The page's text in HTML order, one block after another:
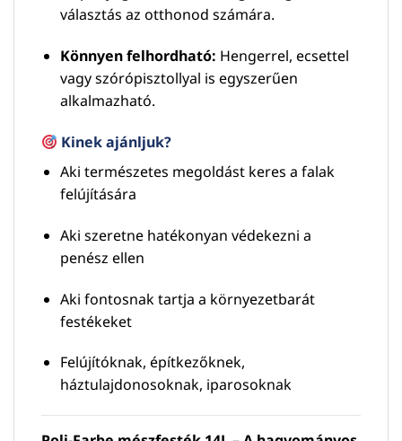
választás az otthonod számára.
Könnyen felhordható: Hengerrel, ecsettel
vagy szórópisztollyal is egyszerűen
alkalmazható.
Kinek ajánljuk?
Aki természetes megoldást keres a falak
felújítására
Aki szeretne hatékonyan védekezni a
penész ellen
Aki fontosnak tartja a környezetbarát
festékeket
Felújítóknak, építkezőknek,
háztulajdonosoknak, iparosoknak